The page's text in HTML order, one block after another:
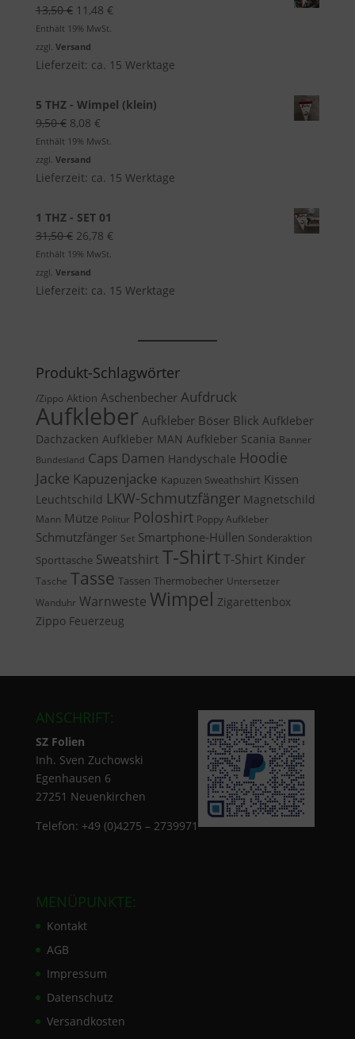
13,50€ Ursprünglicher
Preis
war:
13,50 €
11,48 €Aktueller
11,48 €.
Enthält 19% MwSt.
zzgl. Versand
Lieferzeit: ca. 15 Werktage
5 THZ - Wimpel (klein)
9,50€ Ursprünglicher
Preis
war:
9,50 €
8,08 €Aktueller
Preis
8,08 €.
Enthält 19% MwSt.
zzgl. Versand
Lieferzeit: ca. 15 Werktage
1 THZ - SET 01
31,50€ Ursprünglicher
Preis
war:
31,50 €
26,78 €Aktueller
26,78 €.
Enthält 19% MwSt.
zzgl. Versand
Lieferzeit: ca. 15 Werktage
Produkt-Schlagwörter
/Zippo Aktion Aschenbecher Aufdruck
Aufkleber Aufkleber Böser Blick Aufkleber
Dachzacken Aufkleber MAN Aufkleber Scania Banner
Bundesland Caps Damen Handyschale Hoodie
Jacke Kapuzenjacke Kapuzen Sweathshirt Kissen
Leuchtschild LKW-Schmutzfänger Magnetschild
Mann Mütze Politur Poloshirt Poppy Aufkleber
Schmutzfänger Set Smartphone-Hüllen Sonderaktion
Sporttasche Sweatshirt T-ShirtT-Shirt Kinder
Tasche Tasse Tassen Thermobecher Untersetzer
Wanduhr Warnweste Wimpel Zigarettenbox
Zippo Feuerzeug
ANSCHRIFT:
SZ Folien
Inh. Sven Zuchowski
Egenhausen 6
27251 Neuenkirchen
Telefon: +49 (0)4275 – 2739971
MENÜPUNKTE:
Kontakt
AGB
Impressum
Datenschutz
Versandkosten